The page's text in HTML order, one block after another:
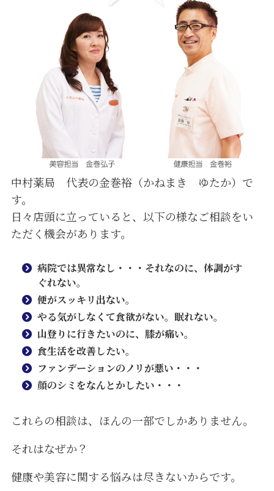
中村薬局 代表の金巻裕（かねまき ゆたか）で
す。
日々店頭に立っていると、以下の様なご相談をい
ただく機会があります。
病院では異常なし・・・それなのに、体調がす
ぐれない。
便がスッキリ出ない。
やる気がしなくて食欲がない。眠れない。
山登りに行きたいのに、膝が痛い。
食生活を改善したい。
ファンデーションのノリが悪い・・・
顔のシミをなんとかしたい・・・
これらの相談は、ほんの一部でしかありません。
それはなぜか？
健康や美容に関する悩みは尽きないからです。